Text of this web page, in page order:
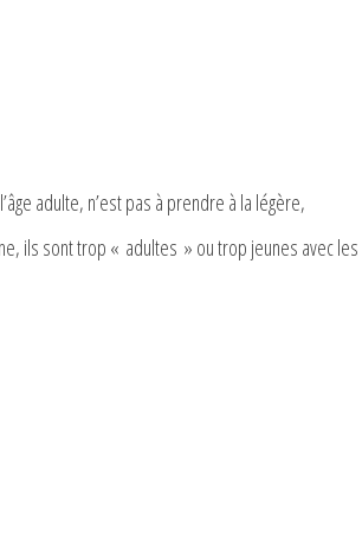
adulte, n’est pas à prendre à la légère,
ils sont trop « adultes » ou trop jeunes avec les